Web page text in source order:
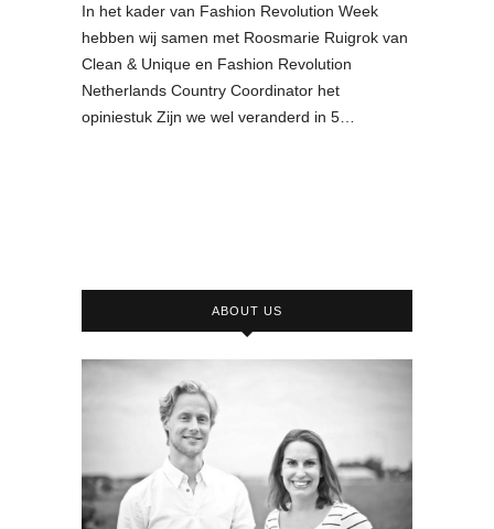
In het kader van Fashion Revolution Week
hebben wij samen met Roosmarie Ruigrok van
Clean & Unique en Fashion Revolution
Netherlands Country Coordinator het
opiniestuk Zijn we wel veranderd in 5…
ABOUT US